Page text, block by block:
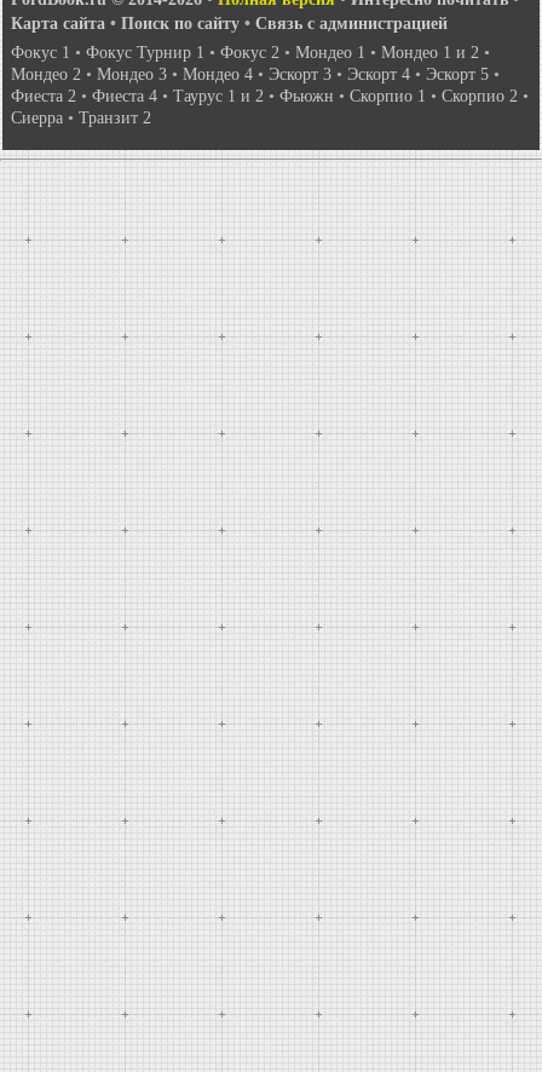
Карта сайта • Поиск по сайту • Связь с администрацией
Фокус 1 • Фокус Турнир 1 • Фокус 2 • Мондео 1 • Мондео 1 и 2 •
Мондео 2 • Мондео 3 • Мондео 4 • Эскорт 3 • Эскорт 4 • Эскорт 5 •
Фиеста 2 • Фиеста 4 • Таурус 1 и 2 • Фьюжн • Скорпио 1 • Скорпио 2 •
Сиерра • Транзит 2